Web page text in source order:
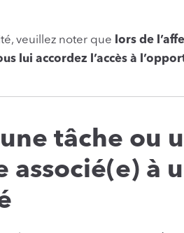
veuillez noter que lors de
lui accordez l’accès à
tâche ou
associé(e) à